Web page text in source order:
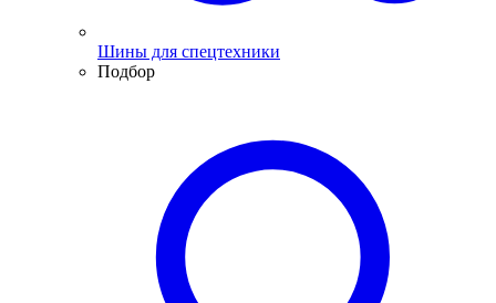
Шины для спецтехники
Подбор